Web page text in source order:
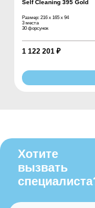
Self Cleaning 395 Gold
Размер: 216 х 165 х 94
3 места
30 форсунок
1 122 201 ₽
Хотите
вызвать